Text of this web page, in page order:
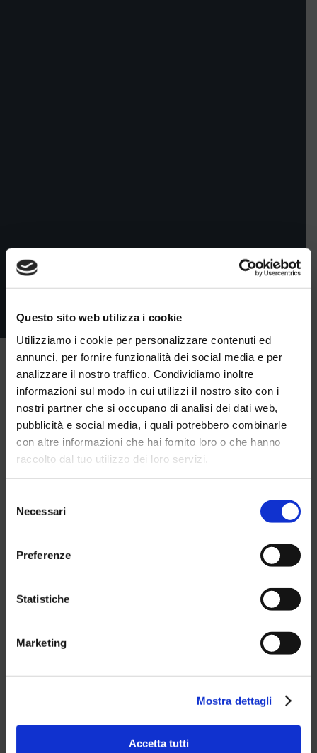
Questo sito web utilizza i cookie
Utilizziamo i cookie per personalizzare contenuti ed
annunci, per fornire funzionalità dei social media e per
analizzare il nostro traffico. Condividiamo inoltre
informazioni sul modo in cui utilizzi il nostro sito con i
nostri partner che si occupano di analisi dei dati web,
pubblicità e social media, i quali potrebbero combinarle
con altre informazioni che hai fornito loro o che hanno
raccolto dal tuo utilizzo dei loro servizi.
delNecessari
Preferenze
Statistiche
Marketing
Mostra dettagli
Accetta tutti
Il nuoto è una gioia pura, un’esperienza
galleggiare alle stelle emergenti che
25/07/24)